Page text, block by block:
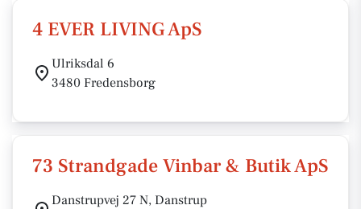
4 EVER LIVING ApS
Ulriksdal 6
3480 Fredensborg
73 Strandgade Vinbar & Butik ApS
Danstrupvej 27 N, Danstrup